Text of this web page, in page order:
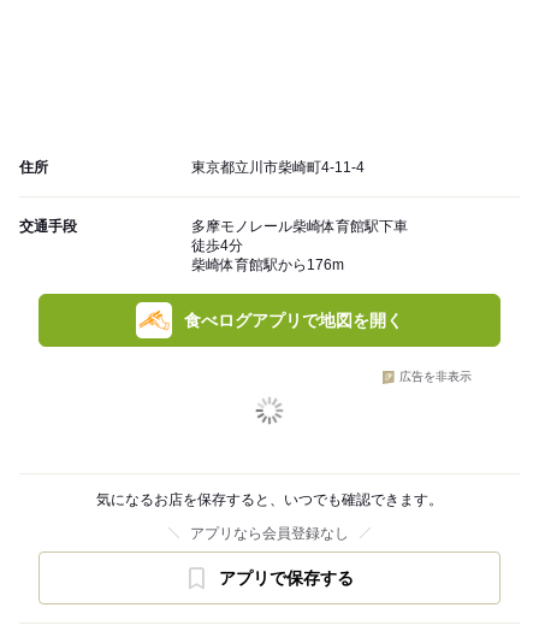
住所 東京都立川市柴崎町4-11-4
交通手段
多摩モノレール柴崎体育館駅下車
徒歩4分
柴崎体育館駅から176m
食べログアプリで地図を開く
広告を非表示
気になるお店を保存すると、いつでも確認できます。
アプリなら会員登録なし
アプリで保存する